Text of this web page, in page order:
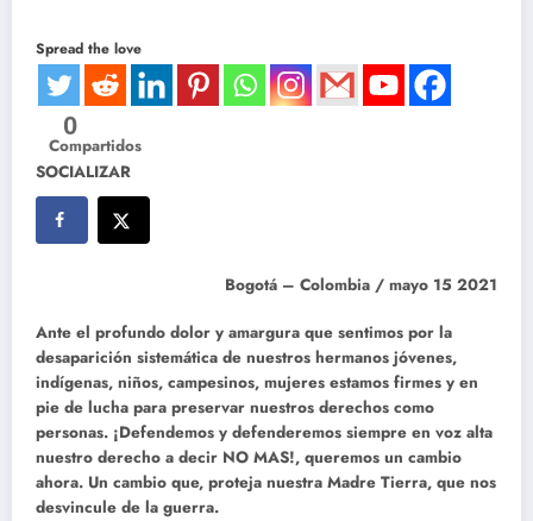
Spread the love
0
Compartidos
SOCIALIZAR
Bogotá – Colombia / mayo 15 2021
Ante el profundo dolor y amargura que sentimos por la
desaparición sistemática de nuestros hermanos jóvenes,
indígenas, niños, campesinos, mujeres estamos firmes y en
pie de lucha para preservar nuestros derechos como
personas. ¡Defendemos y defenderemos siempre en voz alta
nuestro derecho a decir NO MAS!, queremos un cambio
ahora. Un cambio que, proteja nuestra Madre Tierra, que nos
desvincule de la guerra.